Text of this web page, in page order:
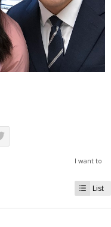
I want to
List